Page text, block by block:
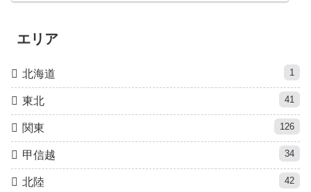
エリア
北海道 1
東北 41
関東 126
甲信越 34
北陸 42